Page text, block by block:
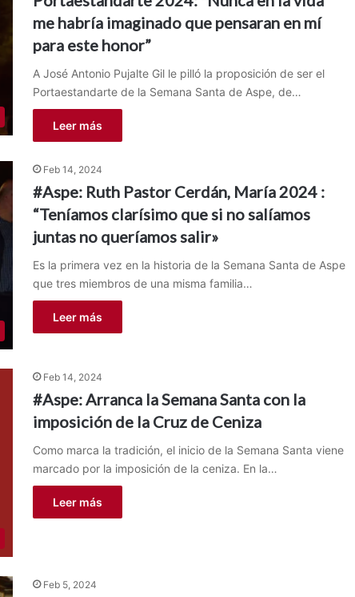
me habría imaginado que pensaran en mí
para este honor”
A José Antonio Pujalte Gil le pilló la proposición de ser el
Portaestandarte de la Semana Santa de Aspe, de…
Leer más
Feb 14, 2024
#Aspe: Ruth Pastor Cerdán, María 2024 :
“Teníamos clarísimo que si no salíamos
juntas no queríamos salir»
Es la primera vez en la historia de la Semana Santa de Aspe
que tres miembros de una misma familia…
Leer más
Feb 14, 2024
#Aspe: Arranca la Semana Santa con la
imposición de la Cruz de Ceniza
Como marca la tradición, el inicio de la Semana Santa viene
marcado por la imposición de la ceniza. En la…
Leer más
Feb 5, 2024